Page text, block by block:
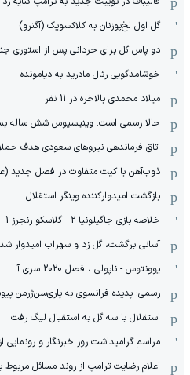
گل اول لخ‌پوزنان به کلاکسویک (آگنرو)
دو پاس گل برای حردانی پس از استوری
خوشامدگویی رئال مادرید به دیامونده
میلاد محمدی بالاخره در 11 نفر
حالا رسمی است: وینیسیوس شش ساله
اتاق فرماندهی نیروهای سعودی هدف
ذوب‌آهن با کیت متفاوت در فصل جدید
بازگشت امیدوارکننده وینگر استقلال
خلاصه بازی جاگیلونیا 2 - گلاسکو رنجرز 1
آسانی برگشت، گل زد و سهراب امیدوار شد
یوونتوس - ناپولی ، فصل 2020 سری آ
رسمی: پدیده فرانسوی به پاری‌سن‌ژرمن
استقلال با سه گل به استقبال لیگ رفت
مراسم گرامیداشت روز خبرنگار و
اعلام رضایت ترامپ از روند مسائل مربوط